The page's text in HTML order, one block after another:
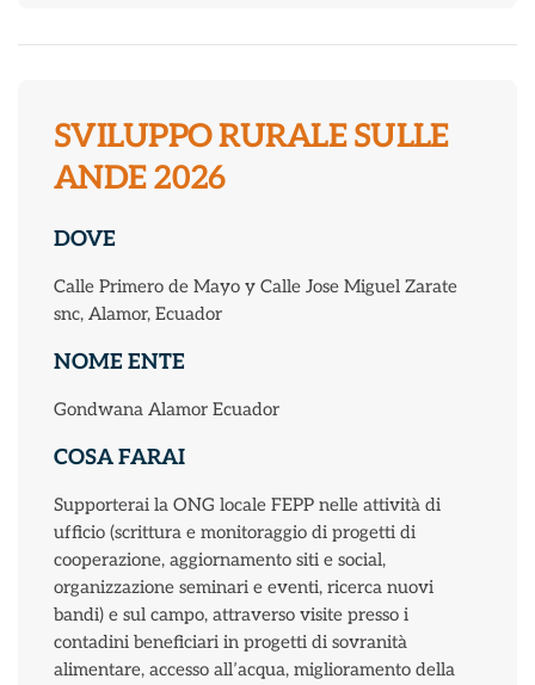
SVILUPPO RURALE SULLE
ANDE 2026
DOVE
Calle Primero de Mayo y Calle Jose Miguel Zarate
snc, Alamor, Ecuador
NOME ENTE
Gondwana Alamor Ecuador
COSA FARAI
Supporterai la ONG locale FEPP nelle attività di
ufficio (scrittura e monitoraggio di progetti di
cooperazione, aggiornamento siti e social,
organizzazione seminari e eventi, ricerca nuovi
bandi) e sul campo, attraverso visite presso i
contadini beneficiari in progetti di sovranità
alimentare, accesso all’acqua, miglioramento della